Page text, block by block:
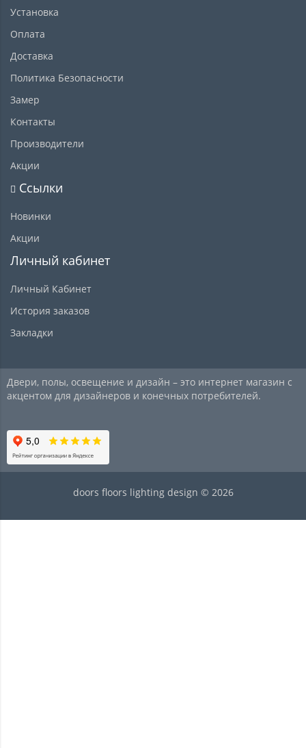
Установка
Оплата
Доставка
Политика Безопасности
Замер
Контакты
Производители
Акции
Ссылки
Новинки
Акции
Личный кабинет
Личный Кабинет
История заказов
Закладки
Двери, полы, освещение и дизайн – это интернет магазин с
акцентом для дизайнеров и конечных потребителей.
doors floors lighting design © 2026